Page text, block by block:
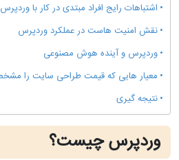
اشتباهات رایج افراد مبتدی در کار با وردپرس
نقش امنیت هاست در عملکرد وردپرس
وردپرس و آینده هوش مصنوعی
معیار هایی که قیمت طراحی سایت را
نتیجه‌ گیری
وردپرس چیست؟